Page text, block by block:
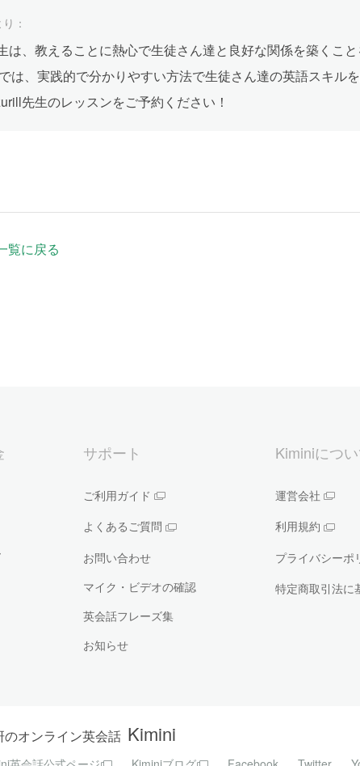
：
は、教えることに熱心で生徒さん達と良好な関係を築くこと
は、実践的で分かりやすい方法で生徒さん達の英語スキル
先生のレッスンをご予約ください！
覧に戻る
サポート
ご利用ガイド
よくあるご質問
お問い合わせ
マイク・ビデオの確認
英会話フレーズ集
お知らせ
Kiminiにつ
運営会社
利用規約
プライバシーポ
特定商取引法に
のオンライン英会話 Kimini